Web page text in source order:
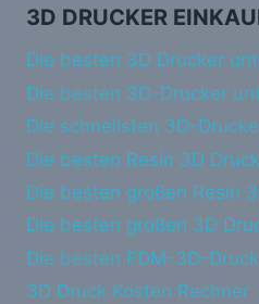
3D DRUCKER
Die besten 3D Drucker
Die besten 3D-Drucker
Die schnellsten 3D-
Die besten Resin 3D
Die besten großen Resin
Die besten großen 3D
Die besten FDM-3D-
3D Druck Kosten Rechner